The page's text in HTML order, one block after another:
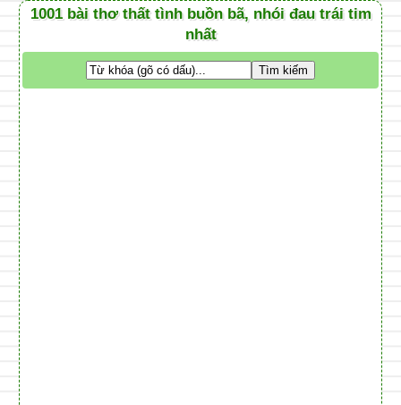
1001 bài thơ thất tình buồn bã, nhói đau trái tim
nhất